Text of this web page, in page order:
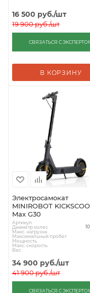
16 500 руб./шт
19 900руб./шт
СВЯЗАТЬСЯ С
В КОРЗИНУ
Электросамокат
MINIROBOT
Max G30
Артикул
Диаметр колес
Макс. нагрузка
Максимальный пробег
Мощность
Макс. скорость
Вес
34 900 руб./шт
41 900руб./шт
СВЯЗАТЬСЯ С